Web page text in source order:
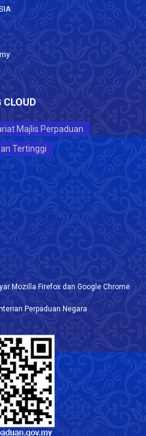
CLOUD
Majlis Perpaduan
Tertinggi
Mozilla Firefox dan Google Chrome
Perpaduan Negara